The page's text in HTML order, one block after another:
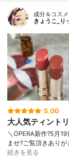
成分＆コス
きょうこ_り
5.00
大人気ティント
＼OPERA新作?5月
ませ? ご覧頂きあり
続きを見る